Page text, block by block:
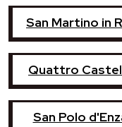
San Martino in
Quattro
San Polo